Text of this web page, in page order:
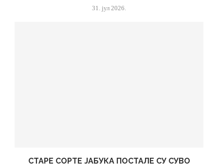
31. јул 2026.
СТАРЕ СОРТЕ ЈАБУКА ПОСТАЛЕ СУ СУВО